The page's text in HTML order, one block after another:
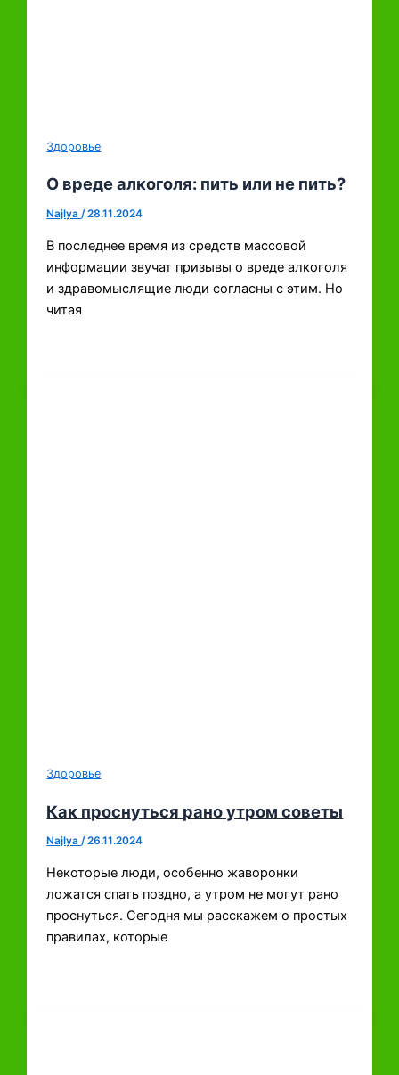
Здоровье
О вреде алкоголя: пить или не пить?
Najlya/28.11.2024
В последнее время из средств массовой
информации звучат призывы о вреде алкоголя
и здравомыслящие люди согласны с этим. Но
читая
Здоровье
Как проснуться рано утром советы
Najlya/26.11.2024
Некоторые люди, особенно жаворонки
ложатся спать поздно, а утром не могут рано
проснуться. Сегодня мы расскажем о простых
правилах, которые